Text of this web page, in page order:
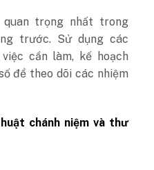
trọng nhất trong
trước. Sử dụng các
cần làm, kế hoạch
để theo dõi các nhiệm
chánh niệm và thư